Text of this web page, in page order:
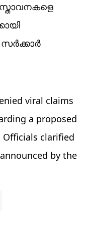
viral claims
a proposed
clarified
by the